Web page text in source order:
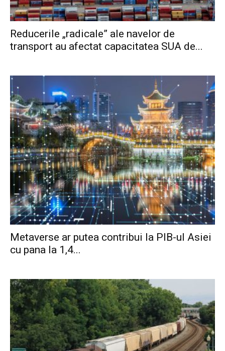
Reducerile „radicale” ale navelor de
transport au afectat capacitatea SUA de...
Metaverse ar putea contribui la PIB-ul Asiei
cu pana la 1,4...